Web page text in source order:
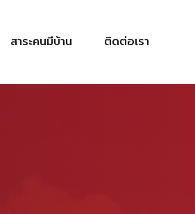
สาระคนมีบ้าน ติดต่อเรา